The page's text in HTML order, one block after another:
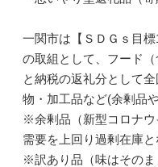
一関市は【ＳＤＧｓ目
の取組として、フード
と納税の返礼分として
物・加工品など(余剰品
※余剰品（新型コロナ
需要を上回り過剰在庫と
※訳あり品（味はその